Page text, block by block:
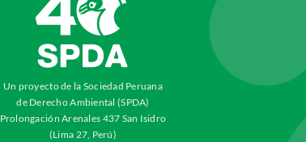
Un proyecto de la Sociedad Peruana
de Derecho Ambiental (SPDA)
Prolongación Arenales 437 San Isidro
(Lima 27, Perú)